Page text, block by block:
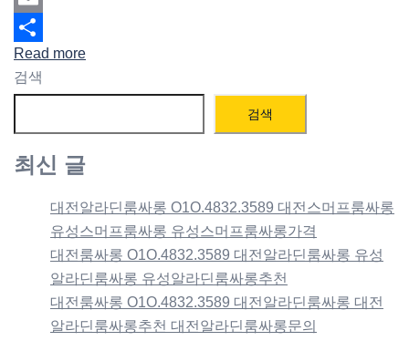
Email
Share
Read more
검색
검색
최신 글
대전알라딘룸싸롱 O1O.4832.3589 대전스머프룸싸롱
유성스머프룸싸롱 유성스머프룸싸롱가격
대전룸싸롱 O1O.4832.3589 대전알라딘룸싸롱 유성
알라딘룸싸롱 유성알라딘룸싸롱추천
대전룸싸롱 O1O.4832.3589 대전알라딘룸싸롱 대전
알라딘룸싸롱추천 대전알라딘룸싸롱문의